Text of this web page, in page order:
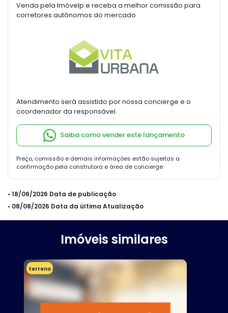
Venda pela Imóvelp e receba a melhor comissão para
corretores autônomos do mercado
Atendimento será assistido por nossa concierge e o
coordenador da responsável.
Saiba como vender este lançamento
Preço, comissão e demais informações estão sujeitas a
confirmação pela construtora e área de concierge
• 18/06/2026 Data de publicação
• 08/08/2026 Data da última Atualização
Imóveis similares
terreno